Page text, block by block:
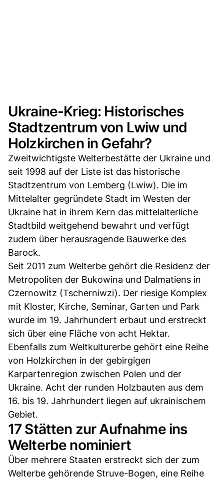
Ukraine-Krieg: Historisches
Stadtzentrum von Lwiw und
Holzkirchen in Gefahr?
Zweitwichtigste Welterbestätte der Ukraine und
seit 1998 auf der Liste ist das historische
Stadtzentrum von Lemberg (Lwiw). Die im
Mittelalter gegründete Stadt im Westen der
Ukraine hat in ihrem Kern das mittelalterliche
Stadtbild weitgehend bewahrt und verfügt
zudem über herausragende Bauwerke des
Barock.
Seit 2011 zum Welterbe gehört die Residenz der
Metropoliten der Bukowina und Dalmatiens in
Czernowitz (Tscherniwzi). Der riesige Komplex
mit Kloster, Kirche, Seminar, Garten und Park
wurde im 19. Jahrhundert erbaut und erstreckt
sich über eine Fläche von acht Hektar.
Ebenfalls zum Weltkulturerbe gehört eine Reihe
von Holzkirchen in der gebirgigen
Karpartenregion zwischen Polen und der
Ukraine. Acht der runden Holzbauten aus dem
16. bis 19. Jahrhundert liegen auf ukrainischem
Gebiet.
17 Stätten zur Aufnahme ins
Welterbe nominiert
Über mehrere Staaten erstreckt sich der zum
Welterbe gehörende Struve-Bogen, eine Reihe